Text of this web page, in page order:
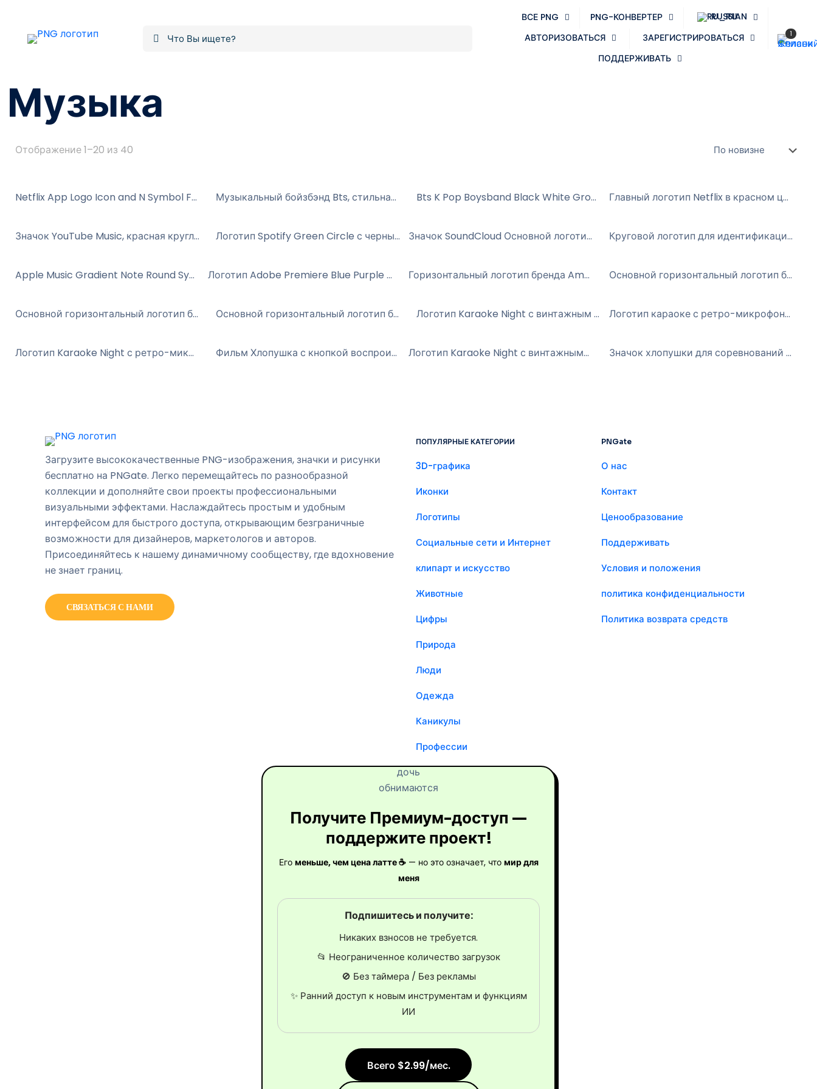
ВСЕ PNG PNG-КОНВЕРТЕР
RUSSIAN
АВТОРИЗОВАТЬСЯ
ЗАРЕГИСТРИРОВАТЬСЯ
ПОДДЕРЖИВАТЬ
1
Музыка
Отображение 1–20 из 40
Netflix App Logo Icon and N Symbol Free PNG
Музыкальный бойзбэнд Bts, стильная и модная группа Kpop, бесплатный PNG Bts K Pop Boysband Black White Group Photo Fun Illustrations Free PNG Главный логотип Netflix в красном цвете. Высокое качество. Бесплатный PNG.
Значок YouTube Music, красная круглая кнопка воспроизведения, бесплатный PNG Логотип Spotify Green Circle с черными звуковыми волнами (бесплатно в формате PNG) Значок SoundCloud Основной логотип Символ Оранжевый Круг Форма волны Бесплатный PNG Круговой логотип для идентификации музыки Shazam (бесплатно в формате PNG)
Apple Music Gradient Note Round Symbol Free PNG Логотип Adobe Premiere Blue Purple Square в формате PNG (бесплатно) Горизонтальный логотип бренда Amazon Prime Video — бесплатный PNG Основной горизонтальный логотип бренда SoundCloud в оранжевом облаке (бесплатно в формате PNG)
Основной горизонтальный логотип бренда Spotify в зелёном и чёрном тексте (бесплатно в формате PNG) Основной горизонтальный логотип бренда Netflix, красный текст на чёрном фоне, бесплатный PNG Логотип Karaoke Night с винтажным микрофоном Бесплатно PNG Логотип караоке с ретро-микрофоном и звездой Бесплатный PNG
Логотип Karaoke Night с ретро-микрофоном Бесплатно PNG Фильм Хлопушка с кнопкой воспроизведения Бесплатно PNG Логотип Karaoke Night с винтажными микрофонами Бесплатный PNG Значок хлопушки для соревнований за кулисами бесплатно PNG
Загрузите высококачественные PNG-изображения, значки и рисунки
бесплатно на PNGate. Легко перемещайтесь по разнообразной
коллекции и дополняйте свои проекты профессиональными
визуальными эффектами. Наслаждайтесь простым и удобным
интерфейсом для быстрого доступа, открывающим безграничные
возможности для дизайнеров, маркетологов и авторов.
Присоединяйтесь к нашему динамичному сообществу, где вдохновение
не знает границ.
СВЯЗАТЬСЯ С НАМИ
ПОПУЛЯРНЫЕ КАТЕГОРИИ
3D-графика
Иконки
Логотипы
Социальные сети и Интернет
клипарт и искусство
Животные
Цифры
Природа
Люди
Одежда
Каникулы
Профессии
PNGate
О нас
Контакт
Ценообразование
Поддерживать
Условия и положения
политика конфиденциальности
Политика возврата средств
Получите Премиум-доступ —
поддержите проект!
Его меньше, чем цена латте ☕— но это означает, что мир для
меня
Подпишитесь и получите:
Никаких взносов не требуется.
📂 Неограниченное количество загрузок
🚫 Без таймера / Без рекламы
✨ Ранний доступ к новым инструментам и функциям
ИИ
Всего $2.99/мес.